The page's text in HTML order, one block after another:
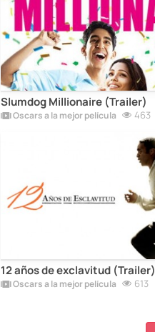
Slumdog Millionaire (Trailer)
Oscars a la mejor película 463
12 años de exclavitud (Trailer)
Oscars a la mejor película 613